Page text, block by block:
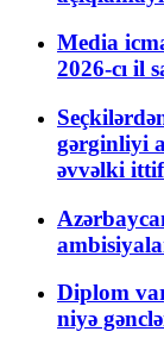
Media
2026-cı il
gərginliyi
əvvəlki
Diplom
niyə